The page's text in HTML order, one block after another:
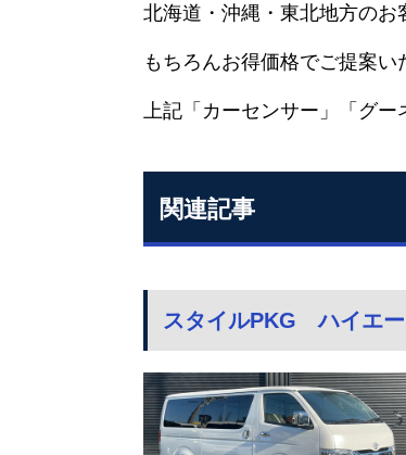
北海道・沖縄・東北地方のお
もちろんお得価格でご提案い
上記「カーセンサー」「グ
関連記事
スタイルPKG ハイエ